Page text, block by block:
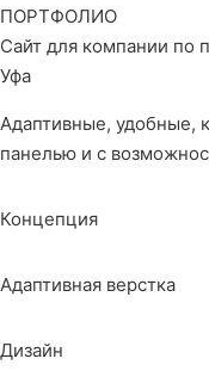
ПОРТФОЛИО
Сайт для компании по
Уфа
Адаптивные, удобные,
панелью и с
Концепция
Адаптивная верстка
Дизайн